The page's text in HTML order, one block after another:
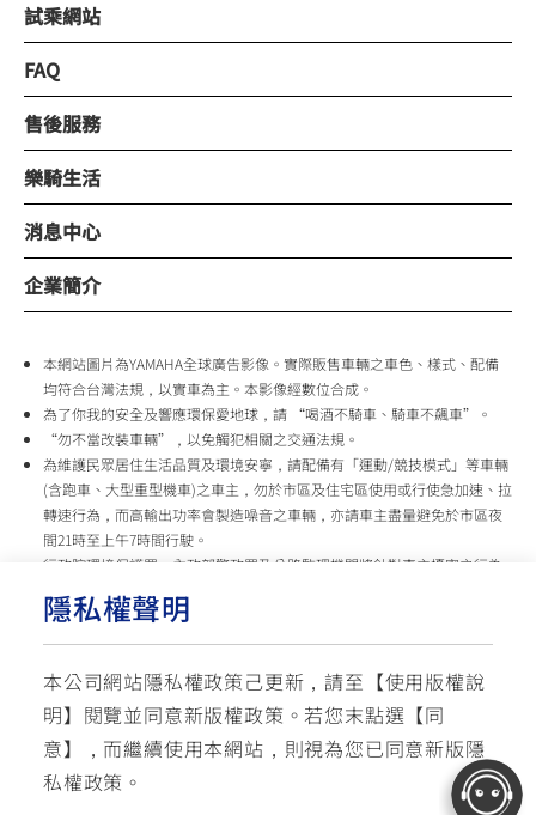
隱私權聲明
本公司網站隱私權政策己更新，請至【使用版權說
明】閱覽並同意新版權政策。 若您末點選【同
意】，而繼續使用本網站，則視為您已同意新版隱
私權政策。
試乘網站
FAQ
售後服務
樂騎生活
消息中心
企業簡介
本網站圖片為YAMAHA全球廣告影像。實際販售車輛之車色、樣式、配備
均符合台灣法規，以實車為主。本影像經數位合成。
為了你我的安全及響應環保愛地球，請 “喝酒不騎車、騎車不飆車”。
“勿不當改裝車輛”，以免觸犯相關之交通法規。
為維護民眾居住生活品質及環境安寧，請配備有「運動/競技模式」等車輛
(含跑車、大型重型機車)之車主，勿於市區及住宅區使用或行使急加速、拉
轉速行為，而高輸出功率會製造噪音之車輛，亦請車主盡量避免於市區夜
間21時至上午7時間行駛。
行政院環境保護署、內政部警政署及公路監理機關將針對車主擾寧之行為
台灣山葉機車 關心您
使用版權說明 隱私權政策 交通安全入口網
☏ 免付費客服專線: 0800-631-680 ✉ 聯繫客服
每週一 ~ 五 08:00~12:10 / 13:00~16:40(國定假日與公司假日除外)
© YAMAHA MOTOR TAIWAN CO., LTD. All Rights Reserved.